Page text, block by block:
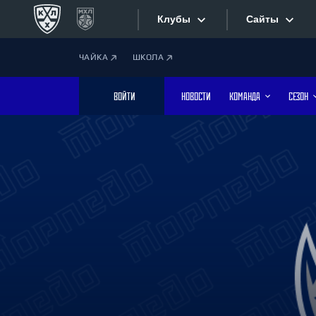
Клубы
Дивизион Боброва
Лада
Сайты
Текстовые
Фотобанк
ЧАЙКА ШКОЛА
ВОЙТИ НОВОСТИ КОМАНДА СЕЗОН